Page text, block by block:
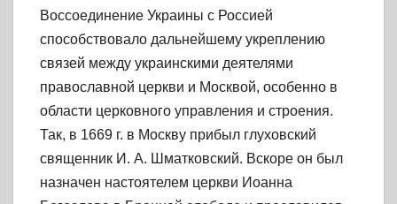
Воссоединение Украины с Россией
способствовало дальнейшему укреплению
связей между украинскими деятелями
православной церкви и Москвой, особенно в
области церковного управления и строения.
Так, в 1669 г. в Москву прибыл глуховский
священник И. А. Шматковский. Вскоре он был
назначен настоятелем церкви Иоанна